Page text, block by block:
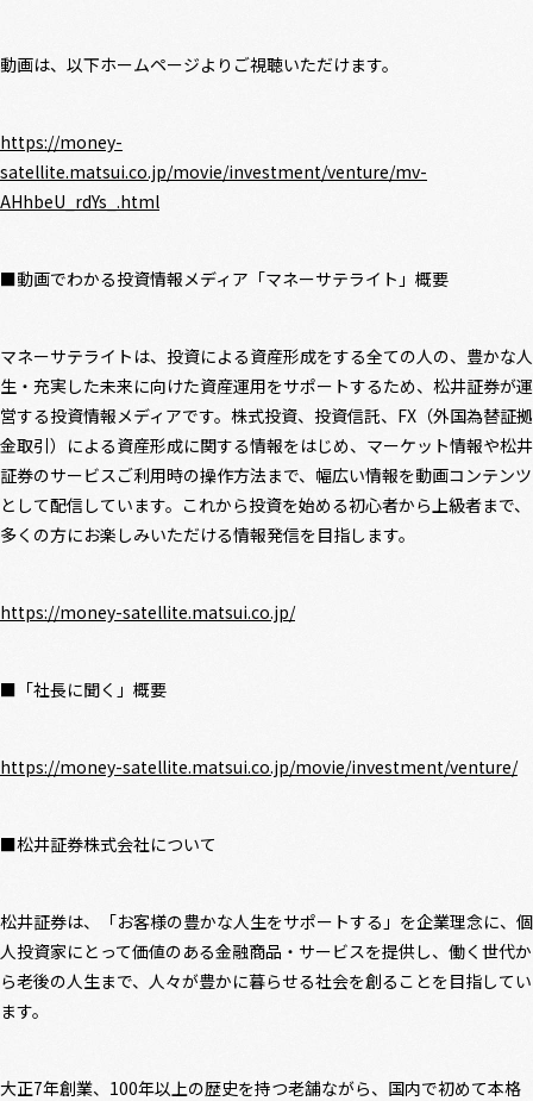
動画は、以下ホームページよりご視聴いただけます。
https://money-
satellite.matsui.co.jp/movie/investment/venture/mv-
AHhbeU_rdYs_.html
■動画でわかる投資情報メディア「マネーサテライト」概要
マネーサテライトは、投資による資産形成をする全ての人の、豊かな人
生・充実した未来に向けた資産運用をサポートするため、松井証券が運
営する投資情報メディアです。株式投資、投資信託、FX（外国為替証拠
金取引）による資産形成に関する情報をはじめ、マーケット情報や松井
証券のサービスご利用時の操作方法まで、幅広い情報を動画コンテンツ
として配信しています。これから投資を始める初心者から上級者まで、
多くの方にお楽しみいただける情報発信を目指します。
https://money-satellite.matsui.co.jp/
■「社長に聞く」概要
https://money-satellite.matsui.co.jp/movie/investment/venture/
■松井証券株式会社について
松井証券は、「お客様の豊かな人生をサポートする」を企業理念に、個
人投資家にとって価値のある金融商品・サービスを提供し、働く世代か
ら老後の人生まで、人々が豊かに暮らせる社会を創ることを目指してい
ます。
大正7年創業、100年以上の歴史を持つ老舗ながら、国内で初めて本格